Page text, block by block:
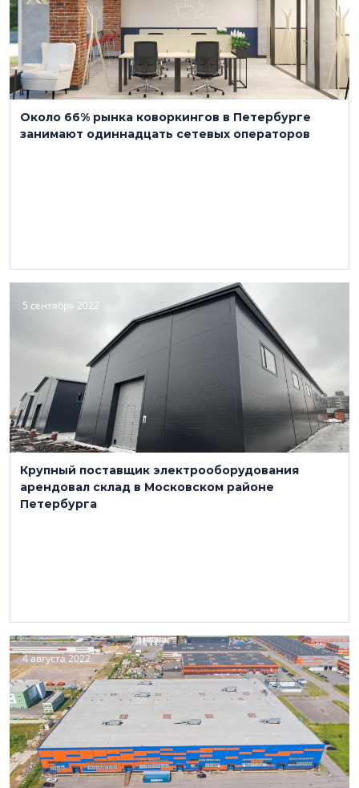
Около 66% рынка коворкингов в Петербурге
занимают одиннадцать сетевых операторов
5 сентября 2022
Крупный поставщик электрооборудования
арендовал склад в Московском районе
Петербурга
4 августа 2022